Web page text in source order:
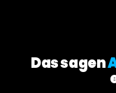
Das sagen